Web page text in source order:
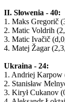
II. Słowenia - 40:
1. Maks Gregorič
2. Matic Voldrih
3. Matic Ivačič
4. Matej Žagar
Ukraina - 24:
1. Andriej Karpow
2. Stanisław
3. Kirył Cukanov